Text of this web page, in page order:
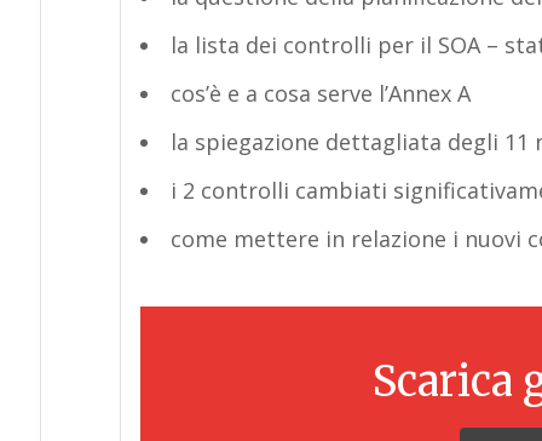
la lista dei controlli per il SOA –
cos’è e a cosa serve l’Annex A
la spiegazione dettagliata degli
i 2 controlli cambiati
come mettere in relazione i nuovi
Scarica